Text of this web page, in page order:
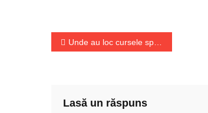
Navigare
Unde au loc cursele sprint programate în sezonul de Formula 1 2024
Lasă un răspuns